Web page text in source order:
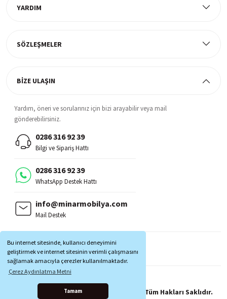
Bu internet sitesinde, kullanıcı deneyimini
geliştirmek ve internet sitesinin verimli çalışmasını
sağlamak amacıyla çerezler kullanılmaktadır.
Çerez Aydınlatma Metni
Tamam
YARDIM
SÖZLEŞMELER
BİZE ULAŞIN
Yardım, öneri ve sorularınız için bizi arayabilir veya mail
gönderebilirsiniz.
0286 316 92 39
Bilgi ve Sipariş Hattı
0286 316 92 39
WhatsApp Destek Hattı
info@minarmobilya.com
Mail Destek
MOBİL UYGULAMALAR:
Copyright © 1997 - 2025 Minar Mobilya® Tüm Hakları Saklıdır.